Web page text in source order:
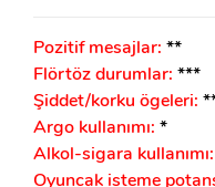
Pozitif mesajlar: **
Flörtöz durumlar: ***
Şiddet/korku ögeleri:
Argo kullanımı: *
Alkol-sigara kullanımı:
Oyuncak isteme